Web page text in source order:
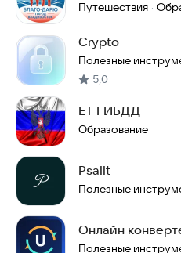
Путешествия ·
Crypto
Полезные
5,0
ET ГИБДД
Образование
Psalit
Полезные
Онлайн
конвертер
Полезные